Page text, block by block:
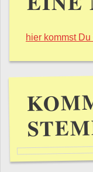
hier kommst